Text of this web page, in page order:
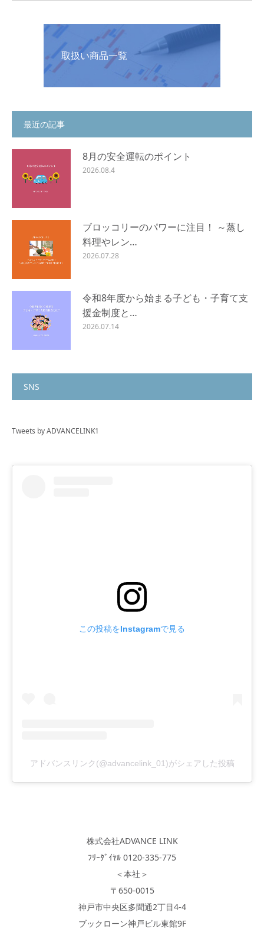
取扱い商品一覧
最近の記事
8月の安全運転のポイント
2026.08.4
ブロッコリーのパワーに注目！ ～蒸し
料理やレン…
2026.07.28
令和8年度から始まる子ども・子育て支
援金制度と…
2026.07.14
SNS
Tweets by ADVANCELINK1
この投稿をInstagramで見る
アドバンスリンク(@advancelink_01)がシェアした投稿
株式会社ADVANCE LINK
ﾌﾘｰﾀﾞｲﾔﾙ 0120-335-775
＜本社＞
〒650-0015
神戸市中央区多聞通2丁目4-4
ブックローン神戸ビル東館9F